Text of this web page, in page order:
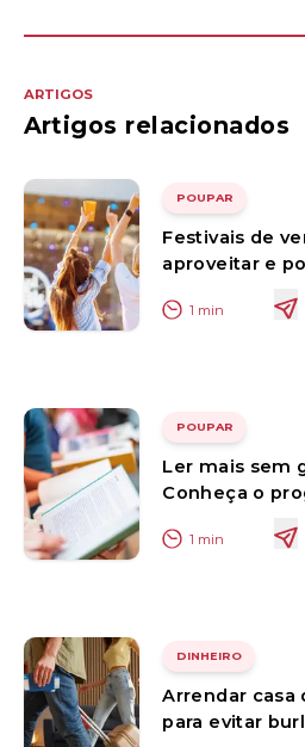
ARTIGOS
Artigos relacionados
POUPAR
Festivais de
aproveitar e
1 min
POUPAR
Ler mais sem
Conheça o
1 min
DINHEIRO
Arrendar casa
para evitar